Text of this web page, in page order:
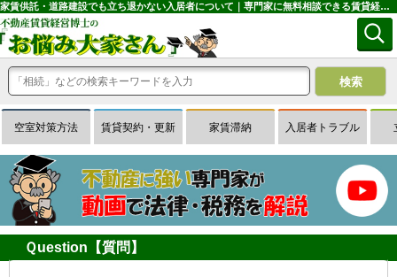
家賃供託・道路建設でも立ち退かない入居者について｜専門家に無料相談できる賃貸経営Ｑ＆Ａサイトはお悩み大家さん
空室対策方法 賃貸契約・更新 家賃滞納 入居者トラブル
Ｑuestion【質問】